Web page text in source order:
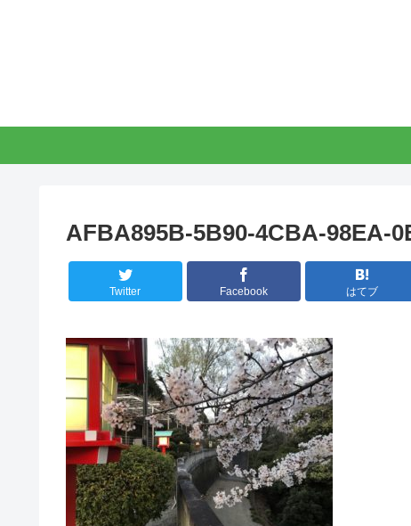
AFBA895B-5B90-4CBA-98EA-
Twitter Facebook はてブ